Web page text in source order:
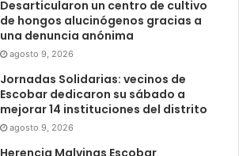
Desarticularon un centro de cultivo
de hongos alucinógenos gracias a
una denuncia anónima
agosto 9, 2026
Jornadas Solidarias: vecinos de
Escobar dedicaron su sábado a
mejorar 14 instituciones del distrito
agosto 9, 2026